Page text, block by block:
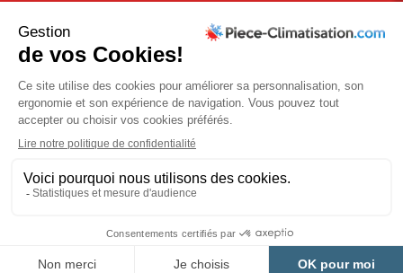
Vous êtes professionnel ?
Bénéficiez de conditions particulières en ouvrant un compte
pro
Mentions légales|Conditions
générales de vente| Politique de confidentialité